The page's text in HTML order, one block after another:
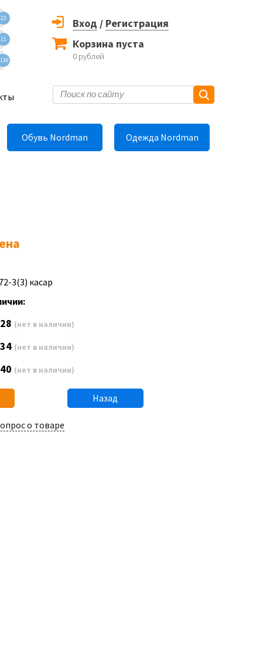
23
11
Вход / Регистрация
Корзина пуста
0 рублей
Обувь Nordman Одежда Nordman
3(3) касар
(нет в наличии)
(нет в наличии)
(нет в наличии)
Назад
о товаре